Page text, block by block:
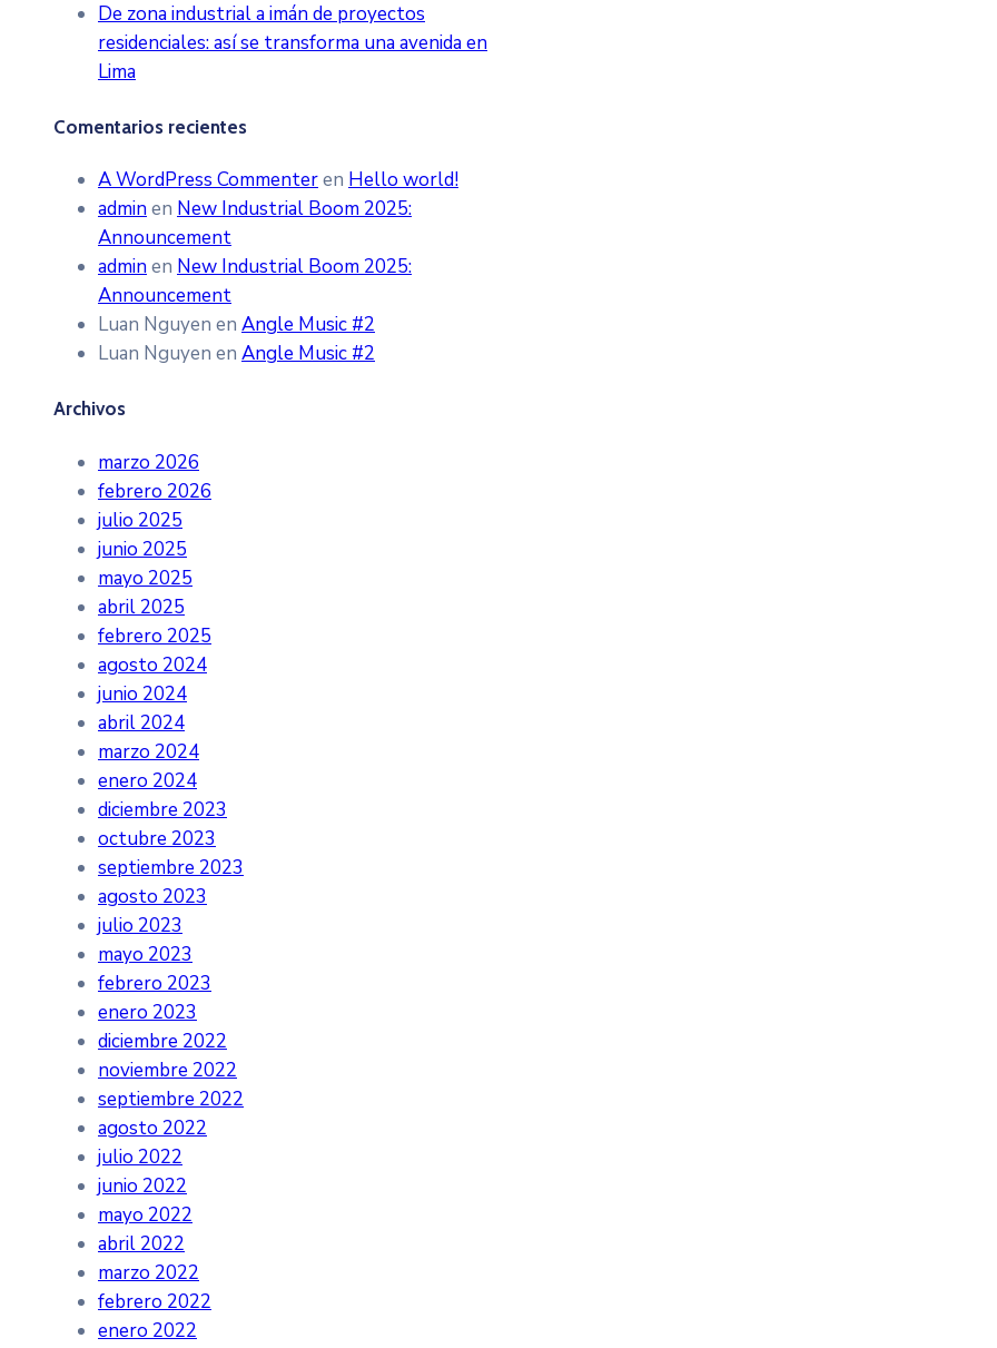
De zona industrial a imán de proyectos
residenciales: así se transforma una avenida en
Lima
Comentarios recientes
A WordPress Commenteren Hello world!
adminen New Industrial Boom 2025:
Announcement
adminen New Industrial Boom 2025:
Announcement
Luan Nguyen en Angle Music #2
Luan Nguyen en Angle Music #2
Archivos
marzo 2026
febrero 2026
julio 2025
junio 2025
mayo 2025
abril 2025
febrero 2025
agosto 2024
junio 2024
abril 2024
marzo 2024
enero 2024
diciembre 2023
octubre 2023
septiembre 2023
agosto 2023
julio 2023
mayo 2023
febrero 2023
enero 2023
diciembre 2022
noviembre 2022
septiembre 2022
agosto 2022
julio 2022
junio 2022
mayo 2022
abril 2022
marzo 2022
febrero 2022
enero 2022